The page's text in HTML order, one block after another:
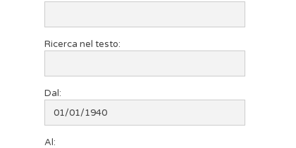
Ricerca nel testo:
Dal:
Al: